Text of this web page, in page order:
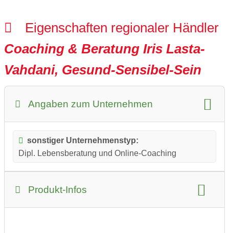
Eigenschaften regionaler Händler
Coaching & Beratung Iris Lasta-
Vahdani, Gesund-Sensibel-Sein
Angaben zum Unternehmen
sonstiger Unternehmenstyp:
Dipl. Lebensberatung und Online-Coaching
Produkt-Infos